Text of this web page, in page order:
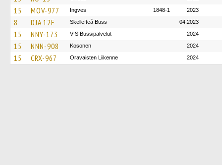
15 MOV-977 Ingves 1848-1 2023
8 DJA 12F Skellefteå Buss 04.2023
15 NNY-173 V-S Bussipalvelut 2024
15 NNN-908 Kosonen 2024
15 CRX-967 Oravaisten Liikenne 2024